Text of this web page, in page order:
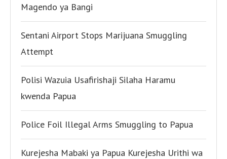
Magendo ya Bangi
Sentani Airport Stops Marijuana Smuggling
Attempt
Polisi Wazuia Usafirishaji Silaha Haramu
kwenda Papua
Police Foil Illegal Arms Smuggling to Papua
Kurejesha Mabaki ya Papua Kurejesha Urithi wa